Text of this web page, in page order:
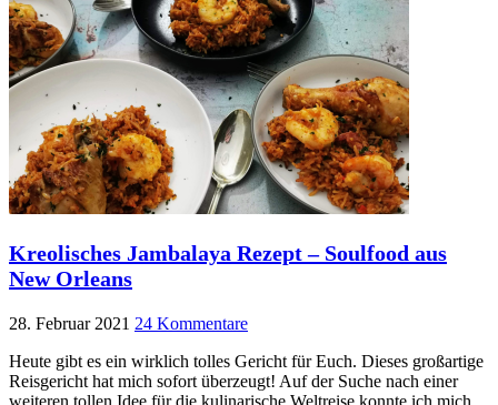
Kreolisches Jambalaya Rezept – Soulfood aus
New Orleans
28. Februar 2021 24 Kommentare
Heute gibt es ein wirklich tolles Gericht für Euch. Dieses großartige
Reisgericht hat mich sofort überzeugt! Auf der Suche nach einer
weiteren tollen Idee für die kulinarische Weltreise konnte ich mich